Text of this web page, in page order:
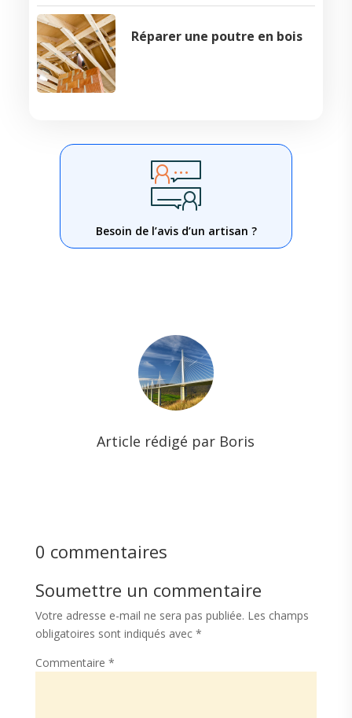
Réparer une poutre en bois
Besoin de l’avis d’un artisan ?
Article rédigé par Boris
0 commentaires
Soumettre un commentaire
Votre adresse e-mail ne sera pas publiée. Les champs
obligatoires sont indiqués avec *
Commentaire *